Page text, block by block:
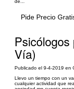
Pide Precio
Vía)
Publicado el 9-4-2019 en
Llevo un tiempo con un
cualquier actividad que